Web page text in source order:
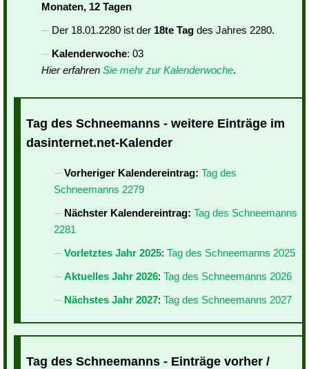
Monaten, 12 Tagen
Der 18.01.2280 ist der 18te Tag des Jahres 2280.
Kalenderwoche: 03
Hier erfahren Sie mehr zur Kalenderwoche.
Tag des Schneemanns - weitere Einträge im
dasinternet.net-Kalender
Vorheriger Kalendereintrag: Tag des
Schneemanns 2279
Nächster Kalendereintrag: Tag des Schneemanns
2281
Vorletztes Jahr 2025: Tag des Schneemanns 2025
Aktuelles Jahr 2026: Tag des Schneemanns 2026
Nächstes Jahr 2027: Tag des Schneemanns 2027
Tag des Schneemanns - Einträge vorher /